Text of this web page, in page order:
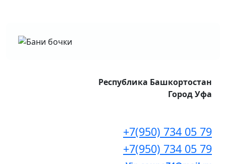
Республика Башкортостан
Город Уфа
+7(950) 734 05 79
+7(950) 734 05 79